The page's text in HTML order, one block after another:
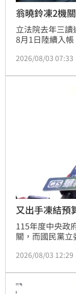
翁曉鈴凍2機
立法院去年三
8月1日陸續入
不還，痛批如同
批評是挾預算
2026/08/03 07:33
又出手凍結預
115年度中央政
關，而國民黨
和銓敘部正式公
發還，否則政
超有錢！」退
2026/08/03 12:29